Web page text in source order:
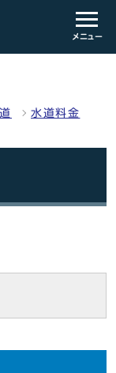
メニュー
水道料金